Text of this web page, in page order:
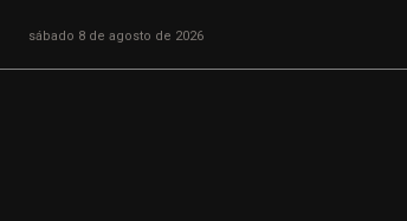
sábado 8 de agosto de 2026